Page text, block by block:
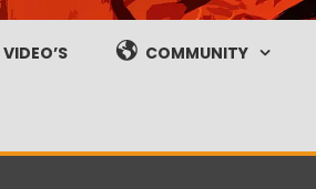
streams
VIDEO’S COMMUNITY